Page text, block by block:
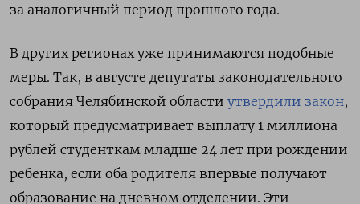
за аналогичный период прошлого года.
В других регионах уже принимаются подобные
меры. Так, в августе депутаты законодательного
собрания Челябинской области утвердили закон,
который предусматривает выплату 1 миллиона
рублей студенткам младше 24 лет при рождении
ребенка, если оба родителя впервые получают
образование на дневном отделении. Эти